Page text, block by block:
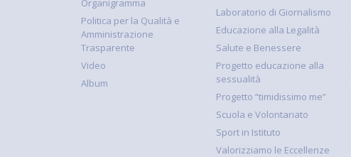
Politica per la Qualità e
Amministrazione
Trasparente
Video
Album
Laboratorio di Giornalismo
Educazione alla Legalità
Salute e Benessere
Progetto educazione alla
sessualità
Progetto “timidissimo me”
Scuola e Volontariato
Sport in Istituto
Valorizziamo le Eccellenze